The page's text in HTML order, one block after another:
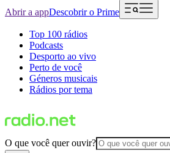
Abrir a appDescobrir o Prime
Top 100 rádios
Podcasts
Desporto ao vivo
Perto de você
Géneros musicais
Rádios por tema
O que você quer ouvir?